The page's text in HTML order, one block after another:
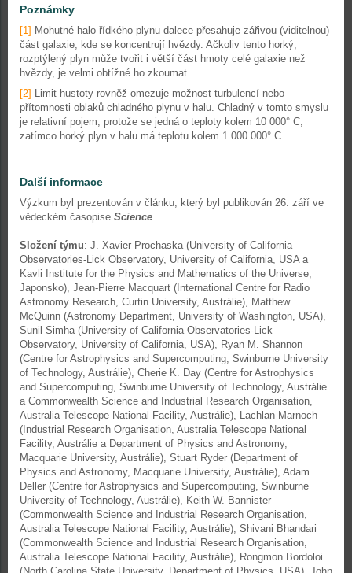
Poznámky
[1] Mohutné halo řídkého plynu dalece přesahuje zářivou (viditelnou)
část galaxie, kde se koncentrují hvězdy. Ačkoliv tento horký,
rozptýlený plyn může tvořit i větší část hmoty celé galaxie než
hvězdy, je velmi obtížné ho zkoumat.
[2] Limit hustoty rovněž omezuje možnost turbulencí nebo
přítomnosti oblaků chladného plynu v halu. Chladný v tomto smyslu
je relativní pojem, protože se jedná o teploty kolem 10 000° C,
zatímco horký plyn v halu má teplotu kolem 1 000 000° C.
Další informace
Výzkum byl prezentován v článku, který byl publikován 26. září ve
vědeckém časopise Science.
Složení týmu: J. Xavier Prochaska (University of California
Observatories-Lick Observatory, University of California, USA a
Kavli Institute for the Physics and Mathematics of the Universe,
Japonsko), Jean-Pierre Macquart (International Centre for Radio
Astronomy Research, Curtin University, Austrálie), Matthew
McQuinn (Astronomy Department, University of Washington, USA),
Sunil Simha (University of California Observatories-Lick
Observatory, University of California, USA), Ryan M. Shannon
(Centre for Astrophysics and Supercomputing, Swinburne University
of Technology, Austrálie), Cherie K. Day (Centre for Astrophysics
and Supercomputing, Swinburne University of Technology, Austrálie
a Commonwealth Science and Industrial Research Organisation,
Australia Telescope National Facility, Austrálie), Lachlan Marnoch
(Industrial Research Organisation, Australia Telescope National
Facility, Austrálie a Department of Physics and Astronomy,
Macquarie University, Austrálie), Stuart Ryder (Department of
Physics and Astronomy, Macquarie University, Austrálie), Adam
Deller (Centre for Astrophysics and Supercomputing, Swinburne
University of Technology, Austrálie), Keith W. Bannister
(Commonwealth Science and Industrial Research Organisation,
Australia Telescope National Facility, Austrálie), Shivani Bhandari
(Commonwealth Science and Industrial Research Organisation,
Australia Telescope National Facility, Austrálie), Rongmon Bordoloi